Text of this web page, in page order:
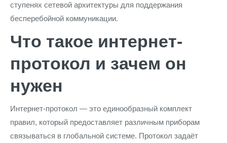
ступенях сетевой архитектуры для поддержания
бесперебойной коммуникации.
Что такое интернет-
протокол и зачем он
нужен
Интернет-протокол — это единообразный комплект
правил, который предоставляет различным приборам
связываться в глобальной системе. Протокол задаёт